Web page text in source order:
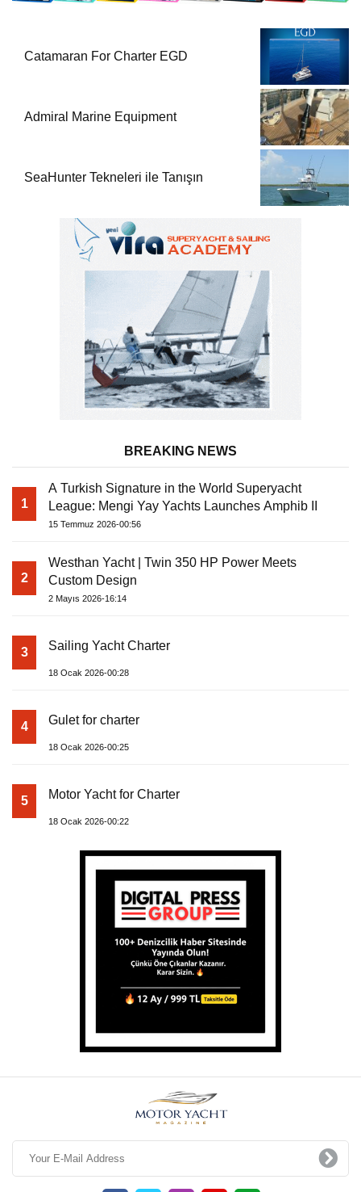
Catamaran For Charter EGD
Admiral Marine Equipment
SeaHunter Tekneleri ile Tanışın
BREAKING NEWS
1
A Turkish Signature in the World Superyacht
League: Mengi Yay Yachts Launches Amphib II
15 Temmuz 2026-00:56
2
Westhan Yacht | Twin 350 HP Power Meets
Custom Design
2 Mayıs 2026-16:14
3 Sailing Yacht Charter
18 Ocak 2026-00:28
4 Gulet for charter
18 Ocak 2026-00:25
5 Motor Yacht for Charter
18 Ocak 2026-00:22